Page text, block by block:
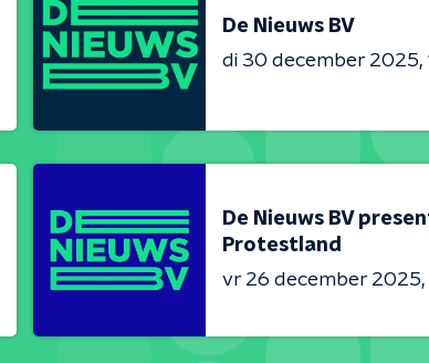
De Nieuws BV
di 30 december 2025
De Nieuws BV
Protestland
vr 26 december 2025